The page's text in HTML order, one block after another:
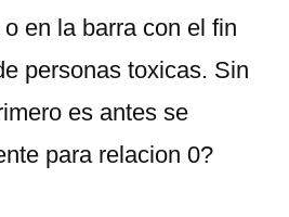
en la barra con el fin
personas toxicas. Sin
es antes se
para relacion 0?